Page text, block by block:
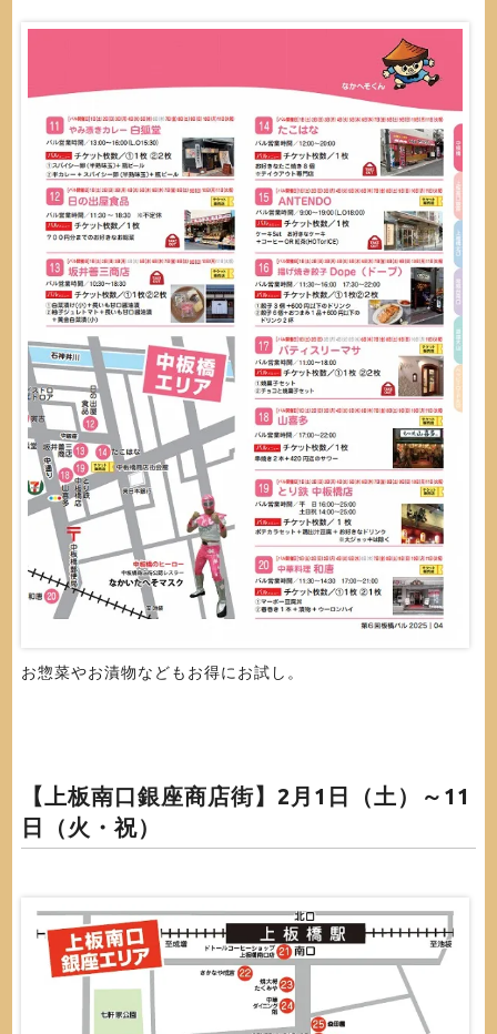
お惣菜やお漬物などもお得にお試し。
【上板南口銀座商店街】2月1日（土）～11
日（火・祝）